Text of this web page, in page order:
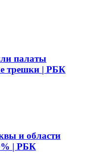
палаты
трешки | РБК
и области
| РБК